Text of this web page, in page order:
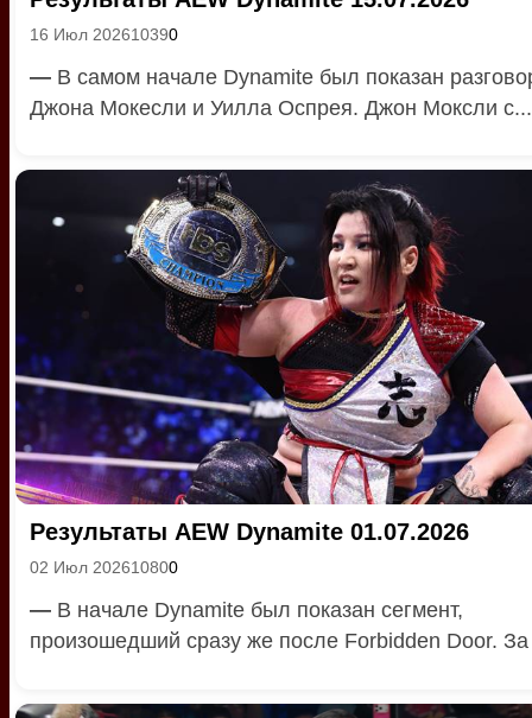
16 Июл 202610390
— В самом начале Dynamite был показан
Джона Мокесли и Уилла Оспрея. Джон Моксли с...
Результаты AEW Dynamite 01.07.2026
02 Июл 202610800
— В начале Dynamite был показан сегмент,
произошедший сразу же после Forbidden Door. За